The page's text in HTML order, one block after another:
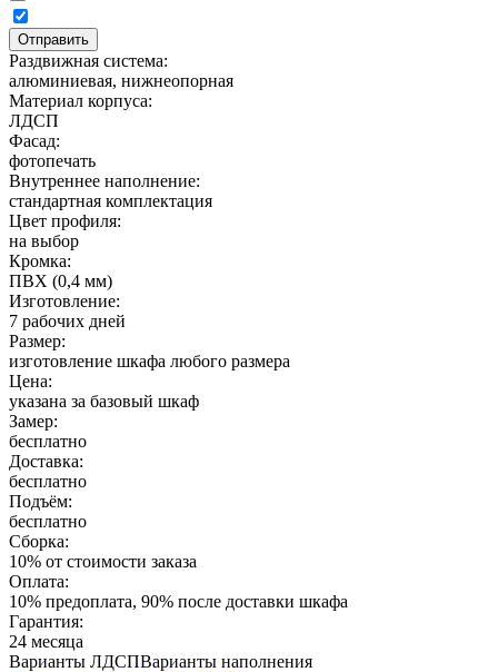
Раздвижная система:
алюминиевая, нижнеопорная
Материал корпуса:
ЛДСП
Фасад:
фотопечать
Внутреннее наполнение:
стандартная комплектация
Цвет профиля:
на выбор
Кромка:
ПВХ (0,4 мм)
Изготовление:
7 рабочих дней
Размер:
изготовление шкафа любого размера
Цена:
указана за базовый шкаф
Замер:
бесплатно
Доставка:
бесплатно
Подъём:
бесплатно
Сборка:
10% от стоимости заказа
Оплата:
10% предоплата, 90% после доставки шкафа
Гарантия:
24 месяца
Варианты ЛДСПВарианты наполнения